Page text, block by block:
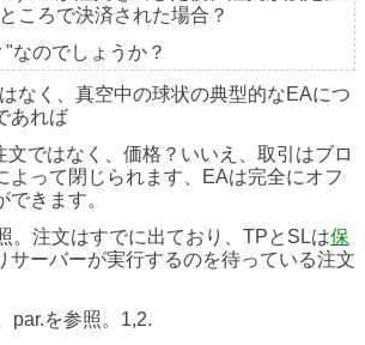
ころで決済された場合？
なのでしょうか？
なく、真空中の球状の典型的なEAにつ
あれば
文ではなく、価格？いいえ、取引はブロ
よって閉じられます、EAは完全にオフ
きます。
。注文はすでに出ており、TPとSLは保
サーバーが実行するのを待っている注文
par.を参照。1,2.